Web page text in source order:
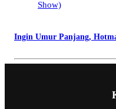
Ingin Umur Panjang,